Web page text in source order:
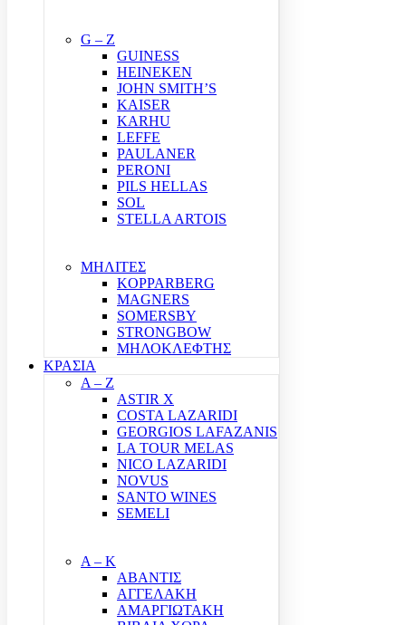
G – Z
GUINESS
HEINEKEN
JOHN SMITH’S
KAISER
KARHU
LEFFE
PAULANER
PERONI
PILS HELLAS
SOL
STELLA ARTOIS
ΜΗΛΙΤΕΣ
KOPPARBERG
MAGNERS
SOMERSBY
STRONGBOW
ΜΗΛΟΚΛΕΦΤΗΣ
ΚΡΑΣΙΑ
A – Z
ASTIR X
COSTA LAZARIDI
GEORGIOS LAFAZANIS
LA TOUR MELAS
NICO LAZARIDI
NOVUS
SANTO WINES
SEMELI
Α – Κ
ΑΒΑΝΤΙΣ
ΑΓΓΕΛΑΚΗ
ΑΜΑΡΓΙΩΤΑΚΗ